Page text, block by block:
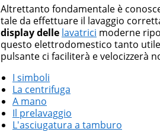
Altrettanto fondamentale è
tale da effettuare il lavaggio
display delle lavatrici moderne
questo elettrodomestico tanto
pulsante ci faciliterà e velocizzerà
I simboli
La centrifuga
A mano
Il prelavaggio
L'asciugatura a tamburo